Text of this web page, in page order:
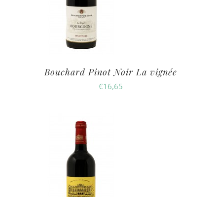
Bouchard Pinot Noir La vignée
€16,65